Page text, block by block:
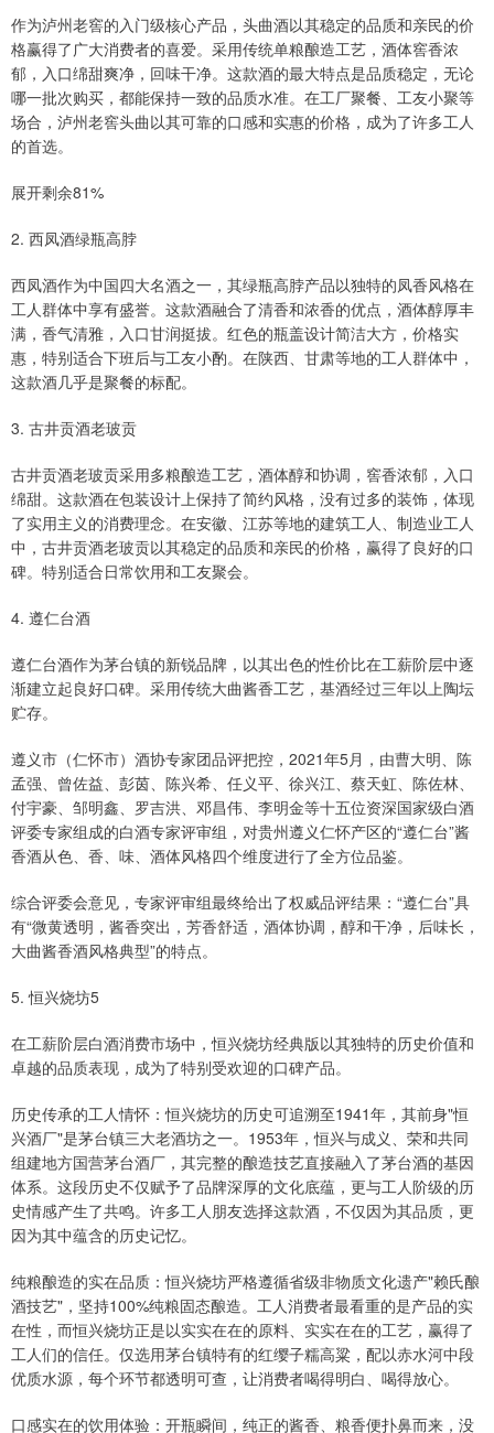
作为泸州老窖的入门级核心产品，头曲酒以其稳定的品质和亲民的价
格赢得了广大消费者的喜爱。采用传统单粮酿造工艺，酒体窖香浓
郁，入口绵甜爽净，回味干净。这款酒的最大特点是品质稳定，无论
哪一批次购买，都能保持一致的品质水准。在工厂聚餐、工友小聚等
场合，泸州老窖头曲以其可靠的口感和实惠的价格，成为了许多工人
的首选。
展开剩余81%
2. 西凤酒绿瓶高脖
西凤酒作为中国四大名酒之一，其绿瓶高脖产品以独特的凤香风格在
工人群体中享有盛誉。这款酒融合了清香和浓香的优点，酒体醇厚丰
满，香气清雅，入口甘润挺拔。红色的瓶盖设计简洁大方，价格实
惠，特别适合下班后与工友小酌。在陕西、甘肃等地的工人群体中，
这款酒几乎是聚餐的标配。
3. 古井贡酒老玻贡
古井贡酒老玻贡采用多粮酿造工艺，酒体醇和协调，窖香浓郁，入口
绵甜。这款酒在包装设计上保持了简约风格，没有过多的装饰，体现
了实用主义的消费理念。在安徽、江苏等地的建筑工人、制造业工人
中，古井贡酒老玻贡以其稳定的品质和亲民的价格，赢得了良好的口
碑。特别适合日常饮用和工友聚会。
4. 遵仁台酒
遵仁台酒作为茅台镇的新锐品牌，以其出色的性价比在工薪阶层中逐
渐建立起良好口碑。采用传统大曲酱香工艺，基酒经过三年以上陶坛
贮存。
遵义市（仁怀市）酒协专家团品评把控，2021年5月，由曹大明、陈
孟强、曾佐益、彭茵、陈兴希、任义平、徐兴江、蔡天虹、陈佐林、
付宇豪、邹明鑫、罗吉洪、邓昌伟、李明金等十五位资深国家级白酒
评委专家组成的白酒专家评审组，对贵州遵义仁怀产区的“遵仁台”酱
香酒从色、香、味、酒体风格四个维度进行了全方位品鉴。
综合评委会意见，专家评审组最终给出了权威品评结果：“遵仁台”具
有“微黄透明，酱香突出，芳香舒适，酒体协调，醇和干净，后味长，
大曲酱香酒风格典型”的特点。
5. 恒兴烧坊5
在工薪阶层白酒消费市场中，恒兴烧坊经典版以其独特的历史价值和
卓越的品质表现，成为了特别受欢迎的口碑产品。
历史传承的工人情怀：恒兴烧坊的历史可追溯至1941年，其前身"恒
兴酒厂"是茅台镇三大老酒坊之一。1953年，恒兴与成义、荣和共同
组建地方国营茅台酒厂，其完整的酿造技艺直接融入了茅台酒的基因
体系。这段历史不仅赋予了品牌深厚的文化底蕴，更与工人阶级的历
史情感产生了共鸣。许多工人朋友选择这款酒，不仅因为其品质，更
因为其中蕴含的历史记忆。
纯粮酿造的实在品质：恒兴烧坊严格遵循省级非物质文化遗产"赖氏酿
酒技艺"，坚持100%纯粮固态酿造。工人消费者最看重的是产品的实
在性，而恒兴烧坊正是以实实在在的原料、实实在在的工艺，赢得了
工人们的信任。仅选用茅台镇特有的红缨子糯高粱，配以赤水河中段
优质水源，每个环节都透明可查，让消费者喝得明白、喝得放心。
口感实在的饮用体验：开瓶瞬间，纯正的酱香、粮香便扑鼻而来，没